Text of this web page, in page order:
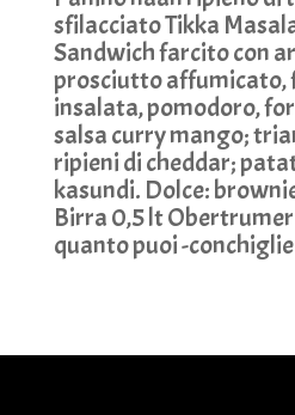
sfilacciato Tikka
Sandwich farcito con
prosciutto
insalata, pomodoro,
salsa curry mango;
ripieni di cheddar;
kasundi. Dolce:
Birra 0,5 lt
quanto puoi -